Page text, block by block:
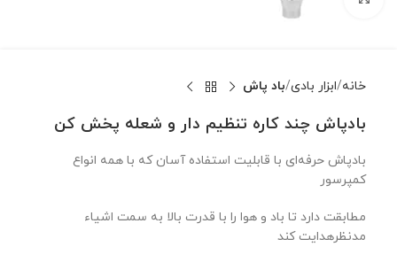
خانه ابزار بادی باد پاش
بادپاش چند کاره تنظیم دار و شعله پخش کن
بادپاش حرفه‌ای با قابلیت استفاده آسان که با همه انواع
کمپرسور
مطابقت دارد تا باد و هوا را با قدرت بالا به سمت اشیاء
مدنظرهدایت کند